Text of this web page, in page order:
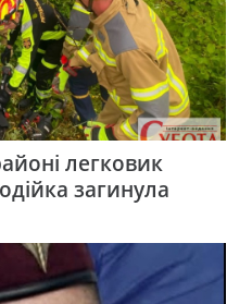
легковик
загинула